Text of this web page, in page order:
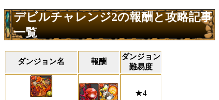
デビルチャレンジ2の報酬と攻略記事
一覧
ダンジョン名 報酬
ダンジョン
難易度
★4